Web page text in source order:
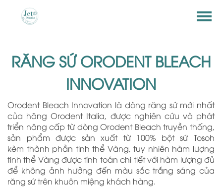
RĂNG SỨ ORODENT BLEACH
INNOVATION
Orodent Bleach Innovation là dòng răng sứ mới nhất
của hãng Orodent Italia, được nghiên cứu và phát
triển nâng cấp từ dòng Orodent Bleach truyền thống,
sản phẩm được sản xuất từ 100% bột sứ Tosoh
kèm thành phần tinh thể Vàng, tuy nhiên hàm lượng
tinh thể Vàng được tính toán chi tiết với hàm lượng đủ
để không ảnh hưởng đến màu sắc trắng sáng của
răng sứ trên khuôn miệng khách hàng.